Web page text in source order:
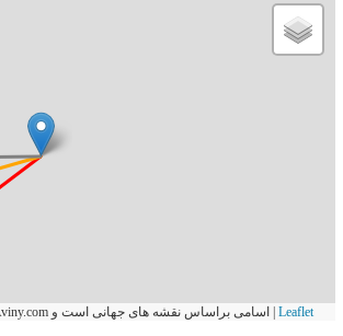
اذان ظهر: 12:12 غروب آفتاب: 18:52
| اسامی براساس نقشه های جهانی است و Aviny.com هیچ گونه مسئولیتی در قبال آن ندارد.